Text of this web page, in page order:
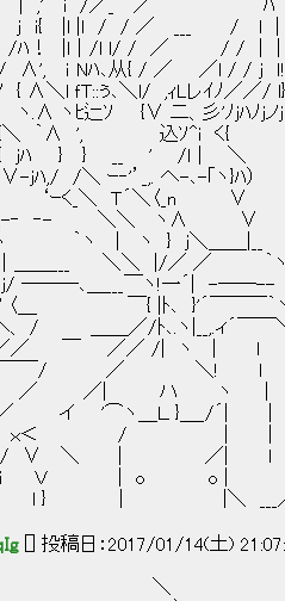
i /／_ ／ ﾊ ザ
/ / ／ ___ / l |
！ |l│/l l/ / ／ / / | |
Nﾊ､从{ / ／ ／l / / j ｌ!
T::ぅ､＼l/ ,ｨLレｲﾉ／／/ l}
ｿ {∨ 二、彡'ﾉｊﾊﾉｊノｊ ・
∧ ', 込ｿ^i く{
__ ' /ｌ | ＼ 田中
ｰ‐'’_,. へ-､-｢ヽ}ﾊ）
Ｔ´＼〈_n ∨
＼ ヽ∧ ∨
} ｊ＼＿＿|__
＼ |/／ ／ ｀ヽ 三 ・・
､＿___￣ヽ!一´| -
￣{ |ﾄ､ }'´￣￣￣｀
／/ﾄ､.ヽ|__,.ィ´￣￣
￣ ／／ /| ヽ | l
￣￣/ ／ ＼! l
／| ハ ヽ | '.
／ イ '⌒ヽ＿Ｌ }＿_/´| | ∧
￣ ｘ＜ / | |
≦/´ / ∨ ＼ | ／|
ノ} i Ｖ | o o |
l } │ |＼ ___
[] 投稿日：2017/01/14(土)